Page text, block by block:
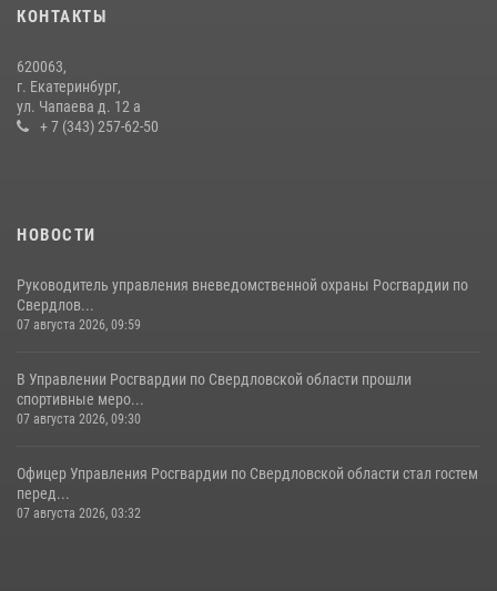
14 июля 2026, 11:06
антитеррористическом учении в Свердловской области
31 июля 2026, 12:27
КОНТАКТЫ
620063,
г. Екатеринбург,
ул. Чапаева д. 12 а
+ 7 (343) 257-62-50
НОВОСТИ
Руководитель управления вневедомственной охраны Росгвардии по
Свердлов...
07 августа 2026, 09:59
В Управлении Росгвардии по Свердловской области прошли
спортивные меро...
07 августа 2026, 09:30
Офицер Управления Росгвардии по Свердловской области стал гостем
перед...
07 августа 2026, 03:32